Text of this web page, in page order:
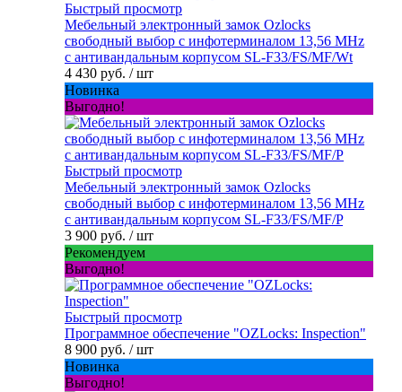
Быстрый просмотр
Мебельный электронный замок Ozlocks
свободный выбор с инфотерминалом 13,56 MHz
с антивандальным корпусом SL-F33/FS/MF/Wt
4 430 руб. / шт
Новинка
Выгодно!
Быстрый просмотр
Мебельный электронный замок Ozlocks
свободный выбор с инфотерминалом 13,56 MHz
с антивандальным корпусом SL-F33/FS/MF/P
3 900 руб. / шт
Рекомендуем
Выгодно!
Быстрый просмотр
Программное обеспечение "OZLocks: Inspection"
8 900 руб. / шт
Новинка
Выгодно!